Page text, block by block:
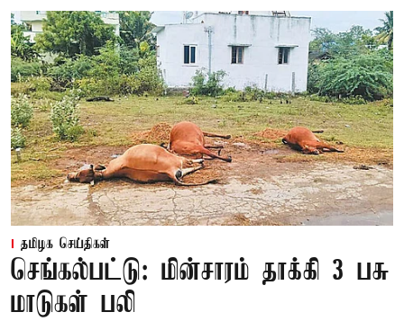
தமிழக செய்திகள்
செங்கல்பட்டு: மின்சாரம் தாக்கி 3 பசு
மாடுகள் பலி